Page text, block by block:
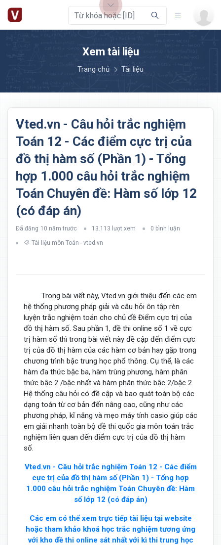
Xem tài liệu
Trang chủ Tài liệu
Vted.vn - Câu hỏi trắc nghiệm
Toán 12 - Các điểm cực trị của
đồ thị hàm số (Phần 1) - Tổng
hợp 1.000 câu hỏi trắc nghiệm
Toán Chuyên đề: Hàm số lớp 12
(có đáp án)
Đã đăng 10 năm trước 13.113 lượt xem 0 bình luận
Tài liệu môn Toán - vted.vn
Trong bài viết này, Vted.vn giới thiệu đến các em
hệ thống phương pháp giải và câu hỏi ôn tập rèn
luyện trắc nghiệm toán cho chủ đề Điểm cực trị của
đồ thị hàm số. Sau phần 1, đề thi online số 1 về cực
trị hàm số thì trong bài viết này đề cập đến điểm cực
trị của đồ thị hàm của các hàm cơ bản hay gặp trong
chương trình bậc trung học phổ thông. Cụ thể, là các
hàm đa thức bậc ba, hàm trùng phương, hàm phân
thức bậc 2 /bậc nhất và hàm phân thức bậc 2/bậc 2.
Hệ thống câu hỏi có đề cập và bao quát toàn bộ các
dạng toán từ cơ bản đến nâng cao, cũng như các
phương pháp, kĩ năng và mẹo máy tính casio giúp các
em giải nhanh toàn bộ đề thi quốc gia môn toán trắc
nghiệm liên quan đến điểm cực trị của đồ thị hàm
số.
Vted.vn - Câu hỏi trắc nghiệm Toán 12 - Các điểm
cực trị của đồ thị hàm số (Phần 1) - Tổng hợp
1.000 câu hỏi trắc nghiệm Toán Chuyên đề: Hàm
số lớp 12 (có đáp án)
Các em có thể xem trực tiếp tài liệu tại website
hoặc tham khảo khoá học trắc nghiệm tương ứng
với kho đề thi online sát nhất với kì thi trung học